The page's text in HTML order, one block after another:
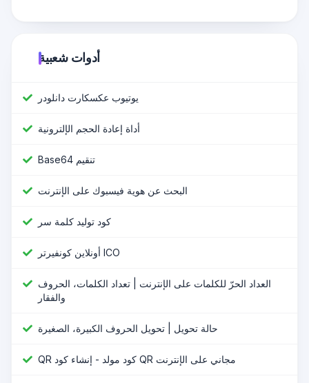
أدوات شعبية
یوتیوب عکسکارت دانلودر
أداة إعادة الحجم الإلترونية
Base64 تنقیم
البحث عن هوية فيسبوك على الإنترنت
كود توليد كلمة سر
أونلاين كونفيرتر ICO
العداد الحرّ للكلمات على الإنترنت | تعداد الكلمات، الحروف
والفقار
حالة تحويل | تحويل الحروف الكبيرة، الصغيرة
QR كود مولد - إنشاء كود QR مجاني على الإنترنت